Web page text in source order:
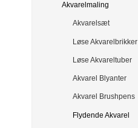
Akvarelmaling
Akvarelsæt
Løse Akvarelbrikker
Løse Akvareltuber
Akvarel Blyanter
Akvarel Brushpens
Flydende Akvarel